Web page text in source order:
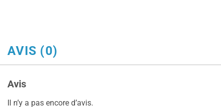
AVIS (0)
Avis
Il n’y a pas encore d’avis.